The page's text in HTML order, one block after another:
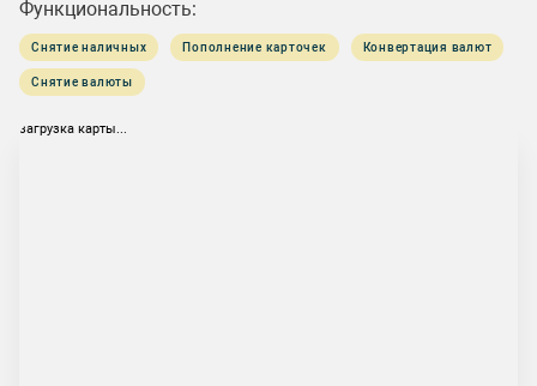
Функциональность:
Снятие наличных Пополнение карточек Конвертация валют
Снятие валюты
загрузка карты...